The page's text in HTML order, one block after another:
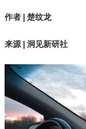
作者 | 楚纹龙
来源 | 洞见新研社